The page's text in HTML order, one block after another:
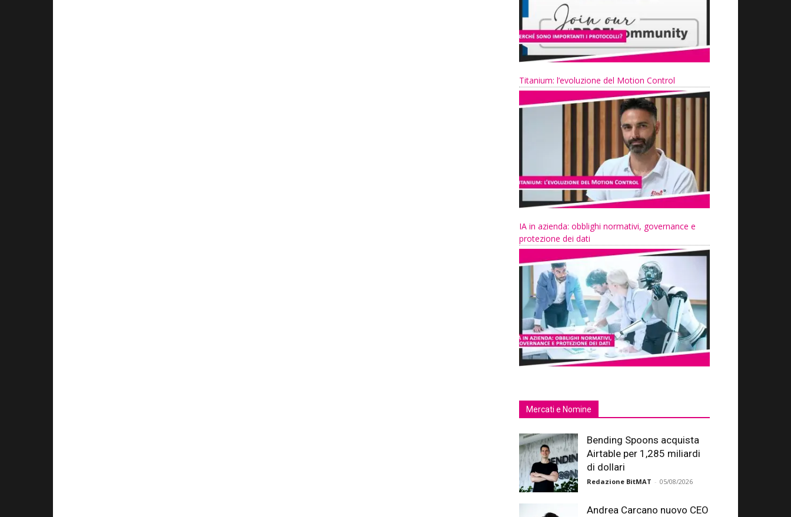
Titanium: l’evoluzione del Motion Control
IA in azienda: obblighi normativi, governance e
protezione dei dati
Mercati e Nomine
Bending Spoons acquista
Airtable per 1,285 miliardi
di dollari
Redazione BitMAT - 05/08/2026
Andrea Carcano nuovo CEO